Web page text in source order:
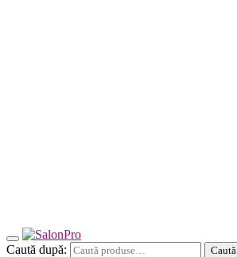
Caută după: Caută